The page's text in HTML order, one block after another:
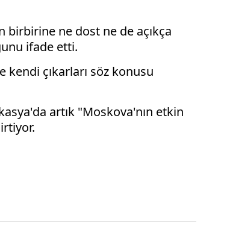
birbirine ne dost ne de açıkça
ifade etti.
kendi çıkarları söz konusu
artık "Moskova'nın etkin